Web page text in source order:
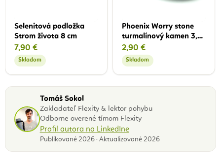
Selenitová podložka
Strom života 8 cm
7,90 €
Skladom
Phoenix Worry stone
turmalínový kamen 3,5
- 4,5 cm
2,90 €
Skladom
Tomáš Sokol
Zakladateľ Flexity & lektor pohybu
Odborne overené tímom Flexity
Profil autora na LinkedIne
Publikované 2026 · Aktualizované 2026